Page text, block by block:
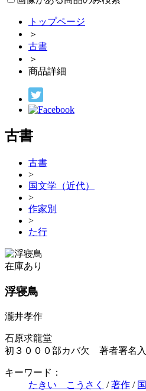
トップページ
＞
古書
＞
商品詳細
古書
古書
>
国文学（近代）
>
作家別
>
た行
在庫あり
浮寝鳥
瀧井孝作
石原求龍堂
初３０００部カバ欠 著者署
キーワード：
たきい こうさく /著作 /